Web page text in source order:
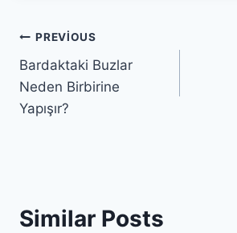
Yazı
gezinmesi
PREVIOUS
Bardaktaki Buzlar
Neden Birbirine
Yapışır?
Similar Posts